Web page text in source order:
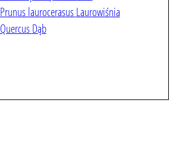
Prunus laurocerasusLaurowiśnia
QuercusDąb